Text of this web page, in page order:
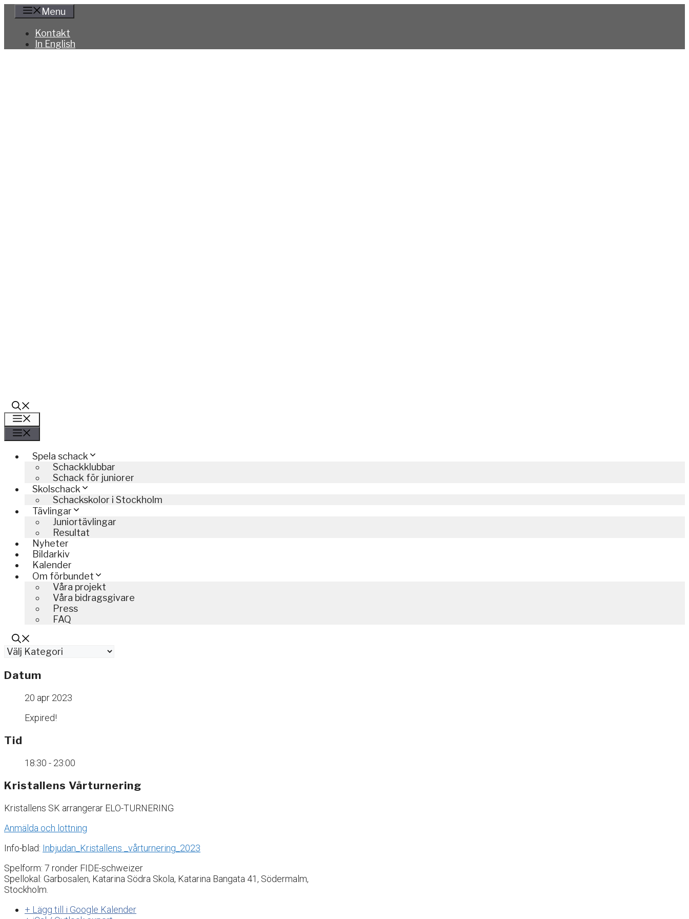
Hoppa
innehåll
Menu
Kontakt
In English
Spela schack
Schackklubbar
Schack för juniorer
Skolschack
Schackskolor i Stockholm
Tävlingar
Juniortävlingar
Resultat
Nyheter
Bildarkiv
Kalender
Om förbundet
Våra projekt
Våra bidragsgivare
Press
FAQ
Kategorier
Datum
20 apr 2023
Expired!
Tid
18:30 - 23:00
Kristallens Vårturnering
Kristallens SK arrangerar ELO-TURNERING
Anmälda och lottning
Info-blad: Inbjudan_Kristallens _vårturnering_2023
Spelform: 7 ronder FIDE-schweizer
Spellokal: Garbosalen, Katarina Södra Skola, Katarina Bangata 41, Södermalm,
Stockholm.
+ Lägg till i Google Kalender